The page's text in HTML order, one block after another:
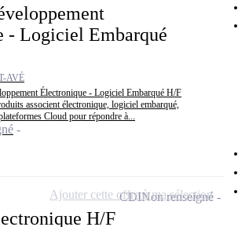
- Logiciel Embarqué
AVÉ
Électronique - Logiciel Embarqué H/F
associent électronique, logiciel embarqué,
Cloud pour répondre à...
H/F
CDINon renseigné
Ajouter cette offre à ma sélection